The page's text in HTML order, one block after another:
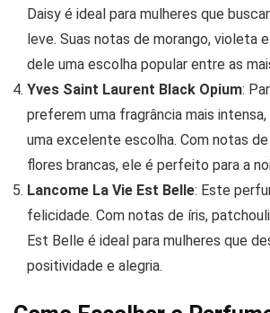
Daisy é ideal para mulheres que
leve. Suas notas de morango, violeta
dele uma escolha popular entre as
Yves Saint Laurent Black Opium:
preferem uma fragrância mais intensa,
uma excelente escolha. Com notas
flores brancas, ele é perfeito para a
Lancome La Vie Est Belle: Este
felicidade. Com notas de íris,
Est Belle é ideal para mulheres que
positividade e alegria.